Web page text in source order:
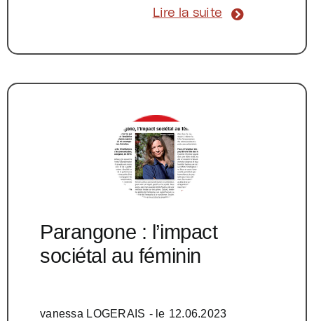
Lire la suite
Parangone : l’impact
sociétal au féminin
vanessa LOGERAIS - le 12.06.2023